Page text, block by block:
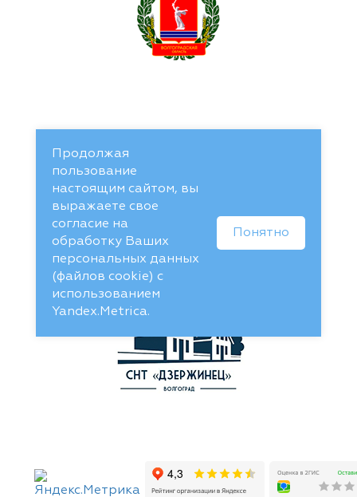
Продолжая
пользование
настоящим сайтом, вы
выражаете свое
согласие на
обработку Ваших
персональных данных
(файлов cookie) с
использованием
Yandex.Metrica.
Понятно